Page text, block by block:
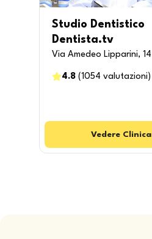
Studio Dentistico
Dentista.tv
Via Amedeo Lipparini, 14
4.8 (1054 valutazioni )
Vedere Clinica